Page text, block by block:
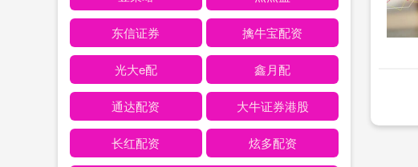
东信证券 擒牛宝配资
光大e配 鑫月配
通达配资 大牛证券港股
长红配资 炫多配资